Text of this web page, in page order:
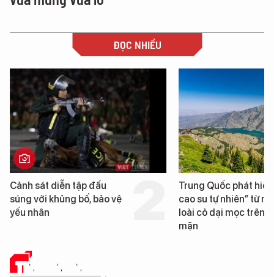
ĐỌC NHIỀU
Trung Quốc phát hiện “mỏ
cao su tự nhiên” từ một
loài cỏ dại mọc trên đất
Loạt dự án bất động
Đà Nẵng sắp bị kiểm
TIN CÔNG NGHỆ